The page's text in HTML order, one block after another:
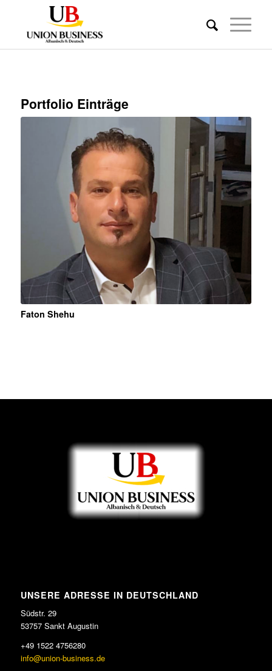
Portfolio Einträge
Faton Shehu
UNSERE ADRESSE IN DEUTSCHLAND
Südstr. 29
53757 Sankt Augustin
+49 1522 4756280
info@union-business.de